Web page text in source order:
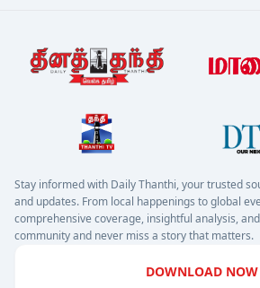
Stay informed with Daily Thanthi, your trusted
and updates. From local happenings to global
comprehensive coverage, insightful analysis,
community and never miss a story that matters.
DOWNLOAD NOW